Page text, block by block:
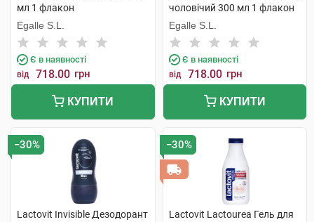
мл 1 флакон
Egalle S.L.
Є в наявності
від 718.00 грн
КУПИТИ
чоловічий 300 мл 1 флакон
Egalle S.L.
Є в наявності
від 718.00 грн
КУПИТИ
−30%
Lactovit Invisible Дезодорант
−30%
Lactovit Lactourea Гель для